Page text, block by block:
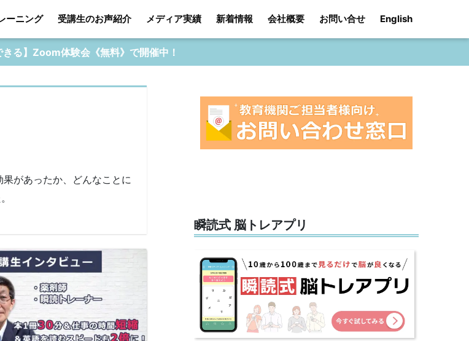
ーニング 受講生のお声紹介 メディア実績 新着情報 会社概要 お問い合せ English
きる】Zoom体験会《無料》で開催中！
があったか、どんなことに
瞬読式 脳トレアプリ